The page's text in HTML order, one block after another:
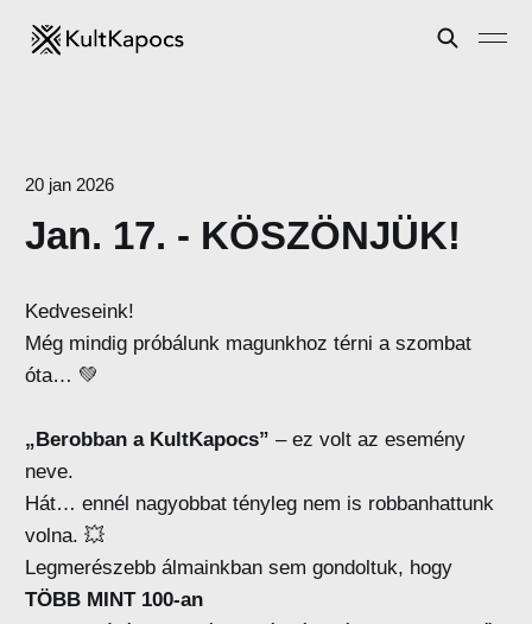
20 jan 2026
Jan. 17. - KÖSZÖNJÜK!
Kedveseink!
Még mindig próbálunk magunkhoz térni a szombat
óta… 💚
„Berobban a KultKapocs” – ez volt az esemény
neve.
Hát… ennél nagyobbat tényleg nem is robbanhattunk
volna. 💥
Legmerészebb álmainkban sem gondoltuk, hogy
TÖBB MINT 100-an